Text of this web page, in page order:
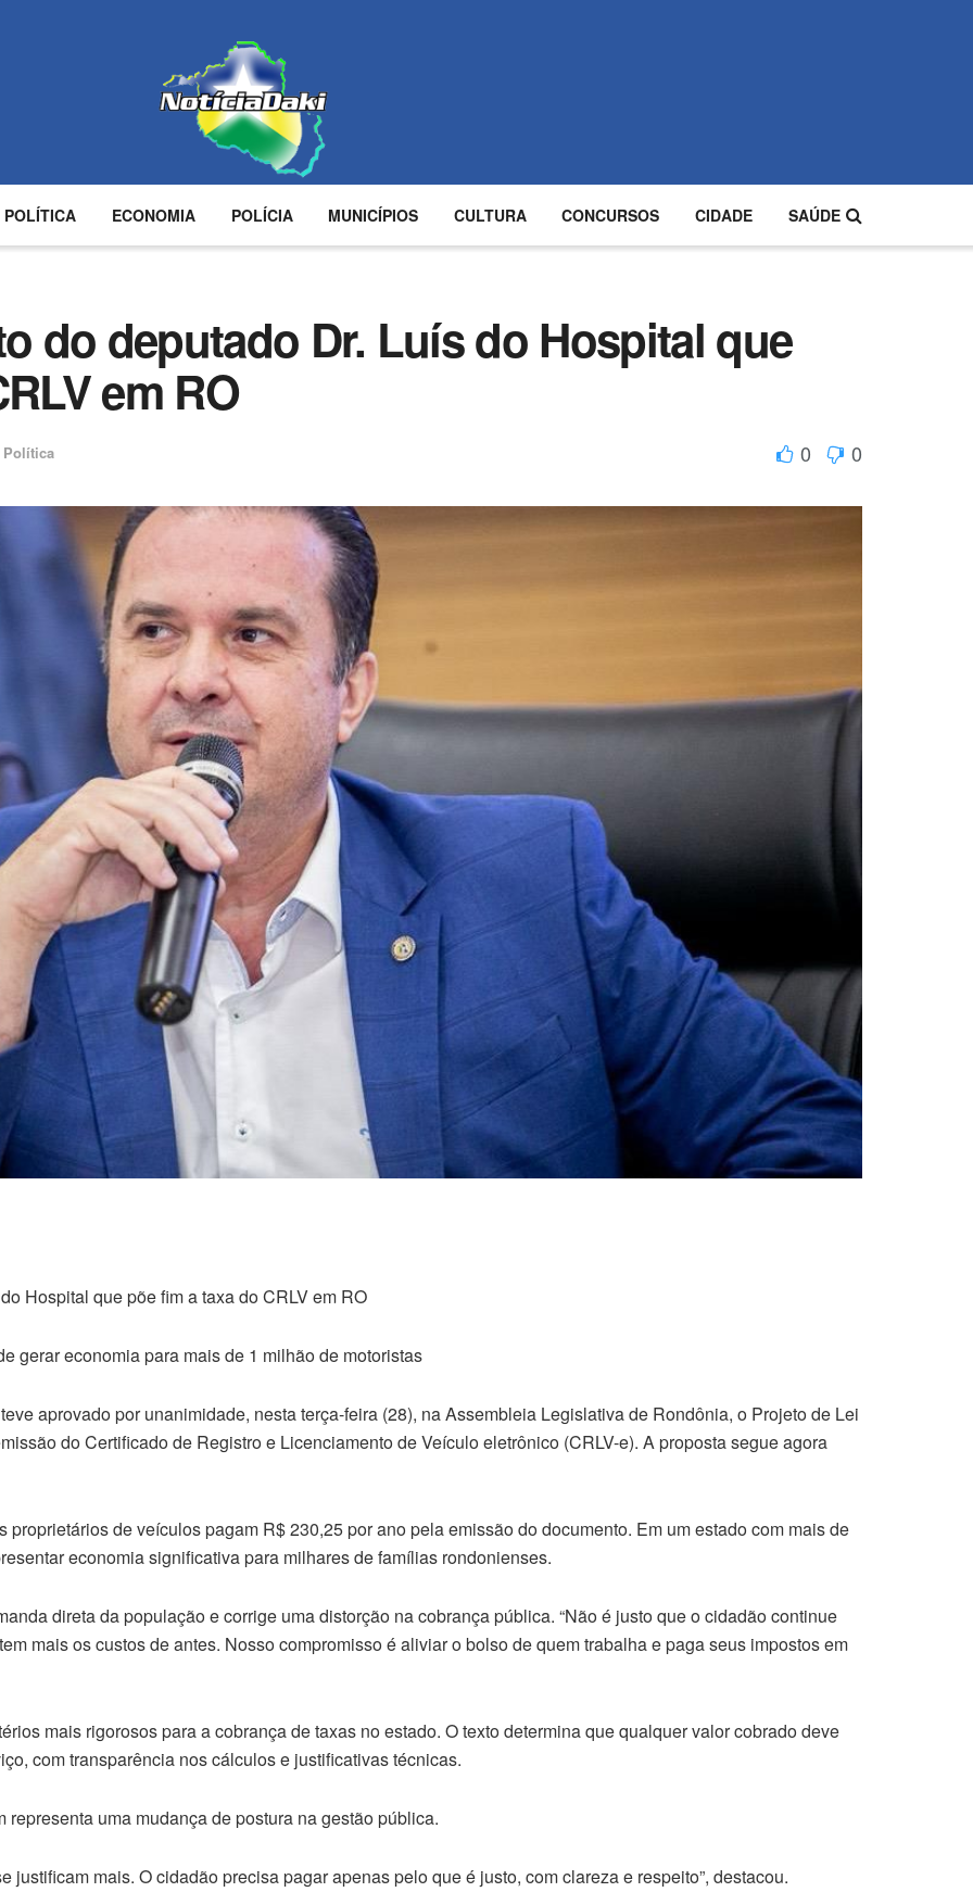
POLÍTICA ECONOMIA POLÍCIA MUNICÍPIOS CULTURA CONCURSOS CIDADE SAÚDE
do deputado Dr. Luís do Hospital que
em RO
Política 0 0
Hospital que põe fim a taxa do CRLV em RO
gerar economia para mais de 1 milhão de motoristas
aprovado por unanimidade, nesta terça-feira (28), na Assembleia Legislativa de Rondônia, o Projeto de Lei
do Certificado de Registro e Licenciamento de Veículo eletrônico (CRLV-e). A proposta segue agora
de veículos pagam R$ 230,25 por ano pela emissão do documento. Em um estado com mais de
economia significativa para milhares de famílias rondonienses.
direta da população e corrige uma distorção na cobrança pública. “Não é justo que o cidadão continue
mais os custos de antes. Nosso compromisso é aliviar o bolso de quem trabalha e paga seus impostos em
mais rigorosos para a cobrança de taxas no estado. O texto determina que qualquer valor cobrado deve
com transparência nos cálculos e justificativas técnicas.
uma mudança de postura na gestão pública.
justificam mais. O cidadão precisa pagar apenas pelo que é justo, com clareza e respeito”, destacou.